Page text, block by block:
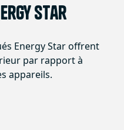
Star
Energy Star offrent
par rapport à
appareils.